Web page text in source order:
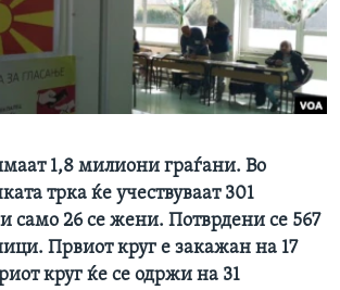
1,8 милиони граѓани. Во
трка ќе учествуваат 301
само 26 се жени. Потврдени се 567
Првиот круг е закажан на 17
круг ќе се одржи на 31